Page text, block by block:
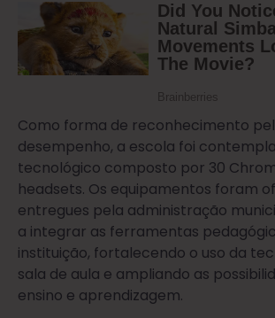
Como forma de reconhecimento
desempenho, a escola foi
tecnológico composto por 30
headsets. Os equipamentos foram
entregues pela administração
a integrar as ferramentas
instituição, fortalecendo o uso da
sala de aula e ampliando as
ensino e aprendizagem.